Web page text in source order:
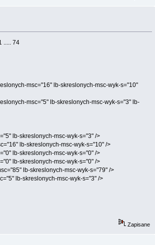
..... 74
msc="16" lb-skreslonych-msc-wyk-s="10"
msc="5" lb-skreslonych-msc-wyk-s="3" lb-
lb-skreslonych-msc-wyk-s="3" />
lb-skreslonych-msc-wyk-s="10" />
lb-skreslonych-msc-wyk-s="0" />
lb-skreslonych-msc-wyk-s="0" />
lb-skreslonych-msc-wyk-s="79" />
lb-skreslonych-msc-wyk-s="3" />
Zapisane